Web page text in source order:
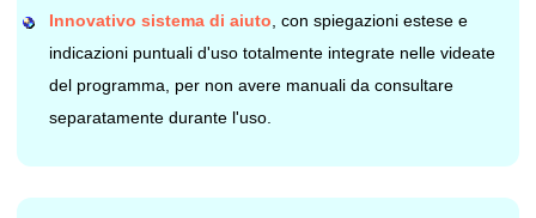
Innovativo sistema di aiuto, con spiegazioni estese e
indicazioni puntuali d'uso totalmente integrate nelle videate
del programma, per non avere manuali da consultare
separatamente durante l'uso.